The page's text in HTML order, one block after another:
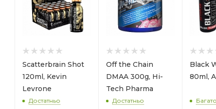
Scatterbrain Shot
120ml, Kevin
Levrone
Достатньо
Off the Chain
DMAA 300g, Hi-
Tech Pharma
Достатньо
Black
80ml,
Багато